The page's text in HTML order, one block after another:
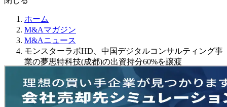
ホーム
M&Aマガジン
M&Aニュース
モンスターラボHD、中国デジタルコンサルティング事
業の夢思特科技(成都)の出資持分60%を譲渡